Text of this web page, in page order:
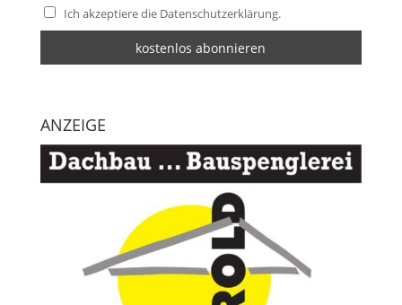
Ich akzeptiere die Datenschutzerklärung.
ANZEIGE